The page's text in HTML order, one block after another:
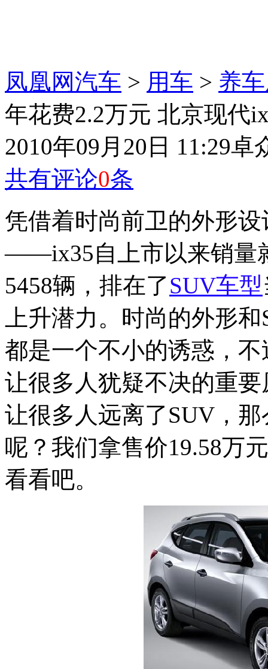
凤凰网汽车 > 用车 > 养
年花费2.2万元 北京现代
2010年09月20日 11:29卓
共有评论0条
凭借着时尚前卫的外形设
——ix35自上市以来销量
5458辆，排在了SUV车型
上升潜力。时尚的外形
都是一个不小的诱惑，
让很多人犹疑不决的重
让很多人远离了SUV，
呢？我们拿售价19.58万
看看吧。